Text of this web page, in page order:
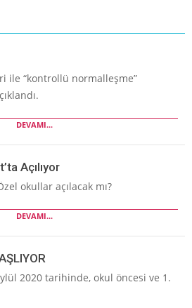
ile “kontrollü normalleşme”
DEVAMI...
Açılıyor
okullar açılacak mı?
DEVAMI...
2020 tarihinde, okul öncesi ve 1.